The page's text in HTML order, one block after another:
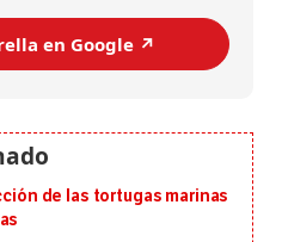
en Google ↗️
de las tortugas marinas